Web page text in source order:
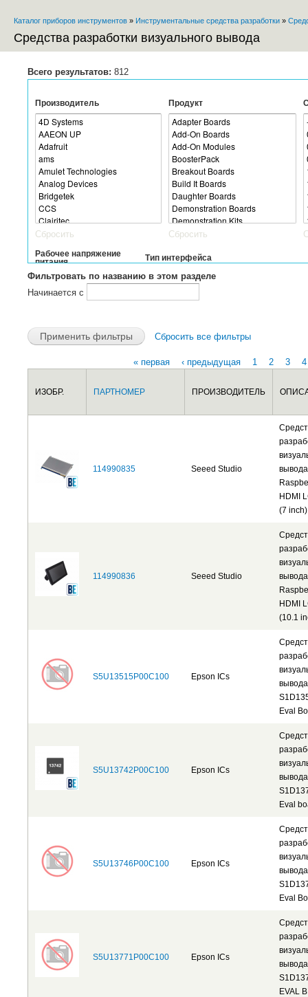
Вы здесь
Каталог приборов инструментов » Инструментальные средства разработки »
Средства разработки визуального вывода
Всего результатов: 812
Производитель
Сбросить
Продукт
Сбросить
Рабочее напряжение
питания
Сбросить
Тип интерфейса
Фильтровать по названию в этом разделе
Начинается с
Сбросить все фильтры
Страницы
« первая ‹ предыдущая 1 2 3 4
ИЗОБР. ПАРТНОМЕР ПРОИЗВОДИТЕЛЬ
114990835 Seeed Studio
вывода
HDMI
(7 inch)
114990836 Seeed Studio
вывода
HDMI
(10.1
S5U13515P00C100 Epson ICs
вывода
Eval
S5U13742P00C100 Epson ICs
вывода
Eval
S5U13746P00C100 Epson ICs
вывода
Eval
S5U13771P00C100 Epson ICs
вывода
EVAL